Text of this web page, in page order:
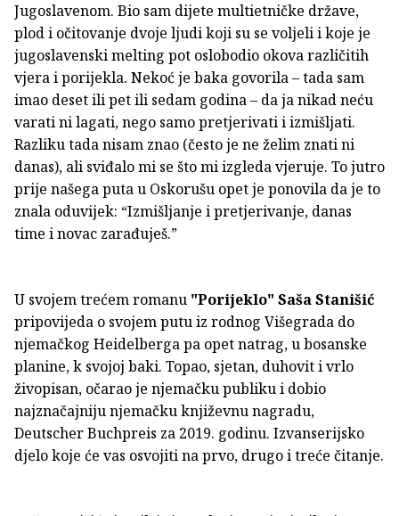
Jugoslavenom. Bio sam dijete multietničke države,
plod i očitovanje dvoje ljudi koji su se voljeli i koje je
jugoslavenski melting pot oslobodio okova različitih
vjera i porijekla. Nekoć je baka govorila – tada sam
imao deset ili pet ili sedam godina – da ja nikad neću
varati ni lagati, nego samo pretjerivati i izmišljati.
Razliku tada nisam znao (često je ne želim znati ni
danas), ali sviđalo mi se što mi izgleda vjeruje. To jutro
prije našega puta u Oskorušu opet je ponovila da je to
znala oduvijek: “Izmišljanje i pretjerivanje, danas
time i novac zarađuješ.”
U svojem trećem romanu "Porijeklo" Saša Stanišić
pripovijeda o svojem putu iz rodnog Višegrada do
njemačkog Heidelberga pa opet natrag, u bosanske
planine, k svojoj baki. Topao, sjetan, duhovit i vrlo
živopisan, očarao je njemačku publiku i dobio
najznačajniju njemačku književnu nagradu,
Deutscher Buchpreis za 2019. godinu. Izvanserijsko
djelo koje će vas osvojiti na prvo, drugo i treće čitanje.